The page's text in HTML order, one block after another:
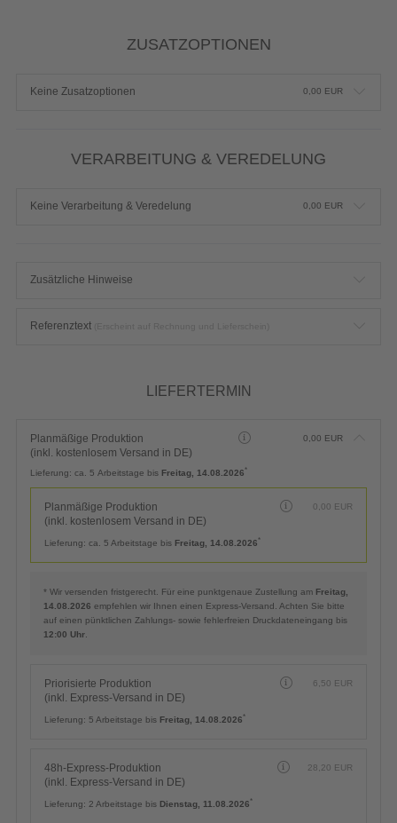
ZUSATZOPTIONEN
Keine Zusatzoptionen 0,00 EUR
VERARBEITUNG & VEREDELUNG
Keine Verarbeitung & Veredelung 0,00 EUR
Zusätzliche Hinweise
Referenztext
LIEFERTERMIN
Planmäßige Produktion
(inkl. kostenlosem Versand in DE)
0,00 EUR
Lieferung: ca. 5 Arbeitstage bis Freitag, 14.08.2026*
Planmäßige Produktion
(inkl. kostenlosem Versand in DE)
0,00 EUR
Lieferung: ca. 5 Arbeitstage bis Freitag, 14.08.2026*
* Wir versenden fristgerecht. Für eine punktgenaue Zustellung am Freitag,
14.08.2026 empfehlen wir Ihnen einen Express-Versand. Achten Sie bitte
auf einen pünktlichen Zahlungs- sowie fehlerfreien Druckdateneingang bis
12:00 Uhr
Priorisierte Produktion
(inkl. Express-Versand in DE)
6,50 EUR
Lieferung: 5 Arbeitstage bis Freitag, 14.08.2026*
48h-Express-Produktion
(inkl. Express-Versand in DE)
28,20 EUR
Lieferung: 2 Arbeitstage bis Dienstag, 11.08.2026*